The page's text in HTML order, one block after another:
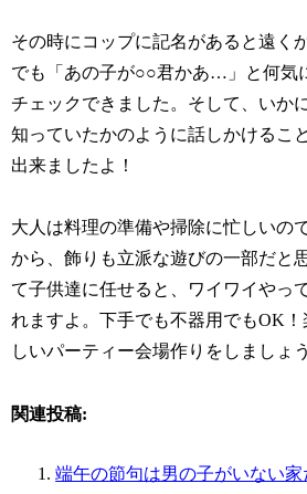
その時にコップに記名があると遠く
でも「あの子が○○君かあ…」と何気
チェックできました。そして、いか
知っていたかのように話しかけるこ
出来ましたよ！
大人は料理の準備や掃除に忙しいの
から、飾りも立派な遊びの一部だと
て子供達に任せると、ワイワイやっ
れますよ。下手でも不器用でもOK！
しいパーティー会場作りをしましょう
関連投稿:
端午の節句は男の子がいない家